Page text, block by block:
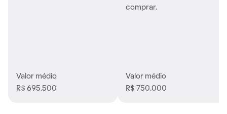
Valor médio
R$ 695.500
comprar.
Valor médio
R$ 750.000